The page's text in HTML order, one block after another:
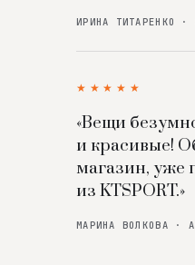
ИРИНА ТИТАРЕНКО ·
★★★★★
«Вещи
и красивые!
магазин, уже
из KTSPORT.»
МАРИНА ВОЛКОВА ·